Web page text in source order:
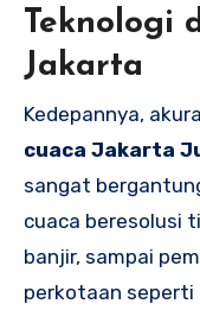
Teknologi
Jakarta
Kedepannya,
cuaca Jakarta
sangat
cuaca beresolusi
banjir, sampai
perkotaan